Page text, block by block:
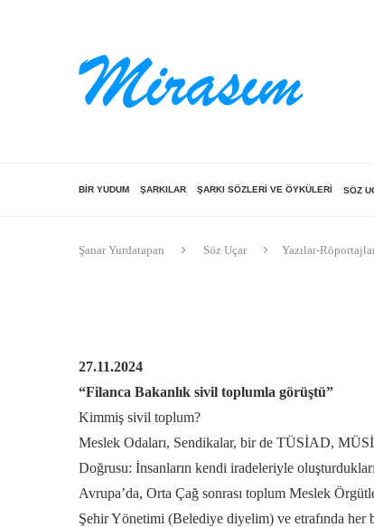
BIR YUDUM ŞARKILAR ŞARKI SÖZLERI VE ÖYKÜLERI SÖZ
Şanar Yurdatapan Söz Uçar Yazılar-
27.11.2024
“Filanca Bakanlık sivil toplumla görüştü”
Kimmiş sivil toplum?
Meslek Odaları, Sendikalar, bir de TÜSİAD,
Doğrusu: İnsanların kendi iradeleriyle
Avrupa’da, Orta Çağ sonrası toplum Meslek
Şehir Yönetimi (Belediye diyelim) ve etrafında her